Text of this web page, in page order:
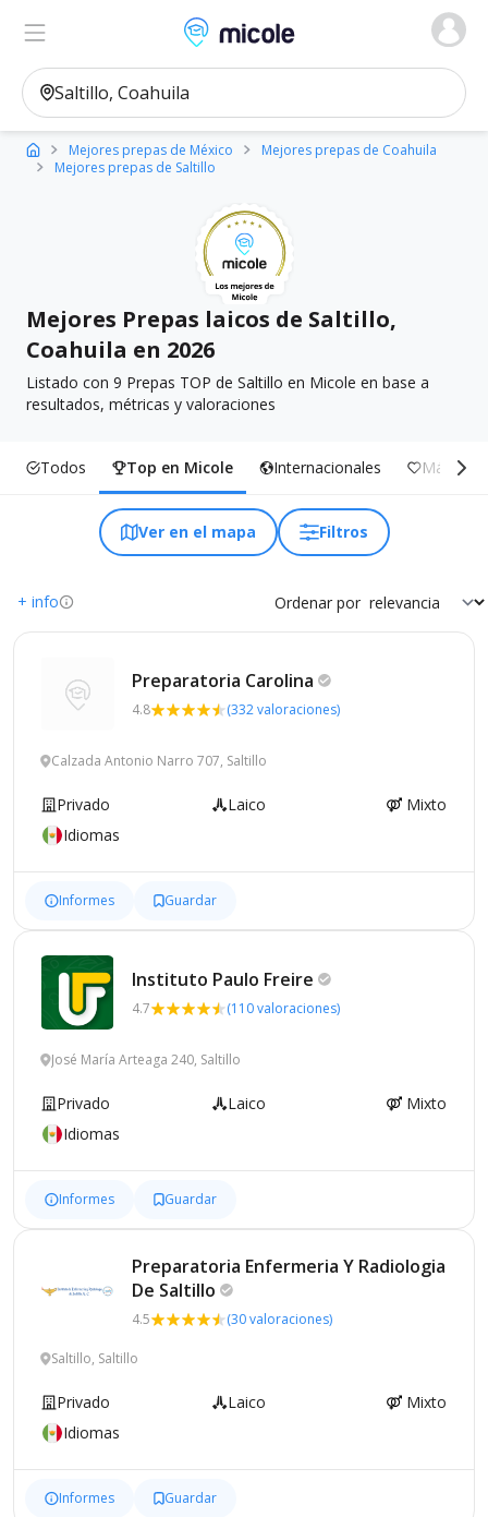
Micole, buscador de colegios
Ver en el mapa
Mejores prepas de México
Mejores prepas de Coahuila
Mejores prepas de Saltillo
Mejores Prepas laicos de Saltillo,
Coahuila en 2026
Listado con 9 Prepas TOP de Saltillo en Micole en base a
resultados, métricas y valoraciones
Todos Top en Micole Internacionales Más
Ver en el mapa Filtros
+ info Ordenar por
Preparatoria Carolina
4.8 (332 valoraciones)
Calzada Antonio Narro 707, Saltillo
Privado Laico
Mixto
Idiomas
Informes Guardar
Instituto Paulo Freire
4.7 (110 valoraciones)
José María Arteaga 240, Saltillo
Privado Laico
Mixto
Idiomas
Informes Guardar
Preparatoria Enfermeria Y Radiologia
De Saltillo
4.5 (30 valoraciones)
Saltillo, Saltillo
Privado Laico
Mixto
Idiomas
Informes Guardar